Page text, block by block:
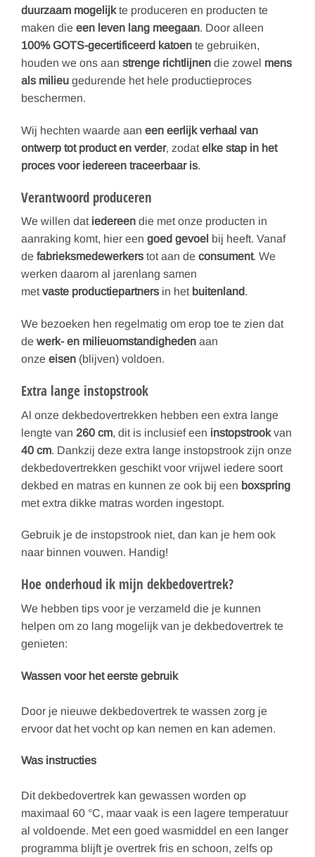
duurzaam mogelijkte produceren en producten te
maken die een leven lang meegaan. Door alleen
100% GOTS-gecertificeerd katoen te gebruiken,
houden we ons aan strenge richtlijnen die zowel mens
als milieu gedurende het hele productieproces
beschermen.
Wij hechten waarde aan een eerlijk verhaal van
ontwerp tot product en verder, zodat elke stap in het
proces voor iedereen traceerbaar is.
Verantwoord produceren
We willen dat iedereen die met onze producten in
aanraking komt, hier een goed gevoel bij heeft. Vanaf
de fabrieksmedewerkers tot aan de consument. We
werken daarom al jarenlang samen
met vaste productiepartners in het buitenland.
We bezoeken hen regelmatig om erop toe te zien dat
de werk- en milieuomstandigheden aan
onze eisen (blijven) voldoen.
Extra lange instopstrook
Al onze dekbedovertrekken hebben een extra lange
lengte van 260 cm, dit is inclusief een instopstrookvan
40 cm. Dankzij deze extra lange instopstrook zijn onze
dekbedovertrekken geschikt voor vrijwel iedere soort
dekbed en matras en kunnen ze ook bij een boxspring
met extra dikke matras worden ingestopt.
Gebruik je de instopstrook niet, dan kan je hem ook
naar binnen vouwen. Handig!
Hoe onderhoud ik mijn dekbedovertrek?
We hebben tips voor je verzameld die je kunnen
helpen om zo lang mogelijk van je dekbedovertrek te
genieten:
Wassen voor het eerste gebruik
Door je nieuwe dekbedovertrek te wassen zorg je
ervoor dat het vocht op kan nemen en kan ademen.
Was instructies
Dit dekbedovertrek kan gewassen worden op
maximaal 60 °C, maar vaak is een lagere temperatuur
al voldoende. Met een goed wasmiddel en een langer
programma blijft je overtrek fris en schoon, zelfs op